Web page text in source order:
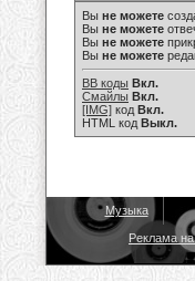
Вы не можете
Вы не можете
Вы не можете
Вы не можете
BB коды Вкл.
Смайлы Вкл.
[IMG] код Вкл.
HTML код Выкл.
Музыка
Реклама